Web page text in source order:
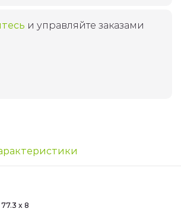
Arm Eng
и управляйте заказами
77.3 x 8